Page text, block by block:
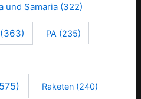
und Samaria (322)
(363) PA (235)
Raketen(240)